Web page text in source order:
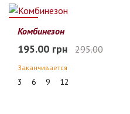
34%
Комбинезон
195.00 грн 295.00
Заканчивается
3 6 9 12